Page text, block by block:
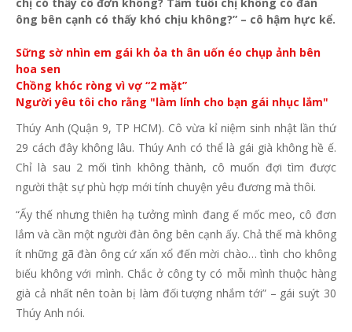
ông bên cạnh có thấy khó chịu không?” – cô hậm hực kể.
Sững sờ nhìn em gái kh ỏa th ân uốn éo chụp ảnh bên
hoa sen
Chồng khóc ròng vì vợ “2 mặt”
Người yêu tôi cho rằng "làm lính cho bạn gái nhục lắm"
Thúy Anh (Quận 9, TP HCM). Cô vừa kỉ niệm sinh nhật lần thứ
29 cách đây không lâu. Thúy Anh có thể là gái già không hề ế.
Chỉ là sau 2 mối tình không thành, cô muốn đợi tìm được
người thật sự phù hợp mới tính chuyện yêu đương mà thôi.
“Ấy thế nhưng thiên hạ tưởng mình đang ế mốc meo, cô đơn
lắm và cần một người đàn ông bên cạnh ấy. Chả thế mà không
ít những gã đàn ông cứ xấn xổ đến mời chào… tình cho không
biếu không với mình. Chắc ở công ty có mỗi mình thuộc hàng
già cả nhất nên toàn bị làm đối tượng nhắm tới” – gái suýt 30
Thúy Anh nói.